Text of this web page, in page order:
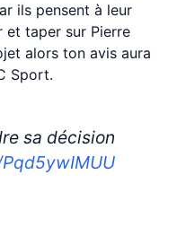
ils pensent à leur
et taper sur Pierre
alors ton avis aura
Sport.
sa décision